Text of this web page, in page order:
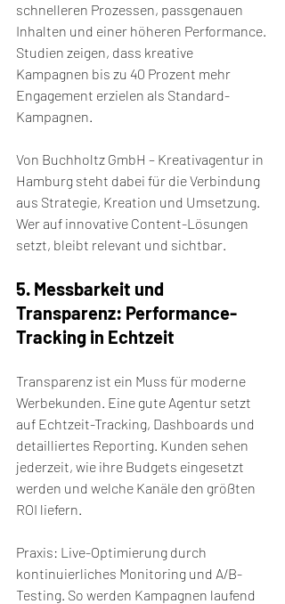
schnelleren Prozessen, passgenauen
Inhalten und einer höheren Performance.
Studien zeigen, dass kreative
Kampagnen bis zu 40 Prozent mehr
Engagement erzielen als Standard-
Kampagnen.
Von Buchholtz GmbH – Kreativagentur in
Hamburg steht dabei für die Verbindung
aus Strategie, Kreation und Umsetzung.
Wer auf innovative Content-Lösungen
setzt, bleibt relevant und sichtbar.
5. Messbarkeit und
Transparenz: Performance-
Tracking in Echtzeit
Transparenz ist ein Muss für moderne
Werbekunden. Eine gute Agentur setzt
auf Echtzeit-Tracking, Dashboards und
detailliertes Reporting. Kunden sehen
jederzeit, wie ihre Budgets eingesetzt
werden und welche Kanäle den größten
ROI liefern.
Praxis: Live-Optimierung durch
kontinuierliches Monitoring und A/B-
Testing. So werden Kampagnen laufend